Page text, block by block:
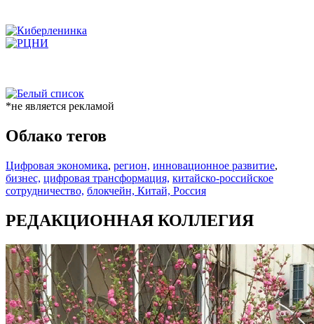
*не является рекламой
Облако тегов
Цифровая экономика, регион, инновационное развитие,
бизнес, цифровая трансформация, китайско-российское
сотрудничество, блокчейн, Китай, Россия
РЕДАКЦИОННАЯ КОЛЛЕГИЯ